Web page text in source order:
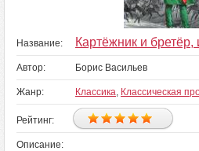
Название: Картёжник и бретёр,
Автор: Борис Васильев
Жанр: Классика, Классическая
Рейтинг:
Описание: